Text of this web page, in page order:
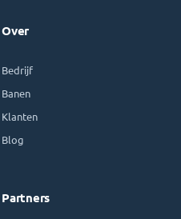
Over
Bedrijf
Banen
Klanten
Blog
Partners